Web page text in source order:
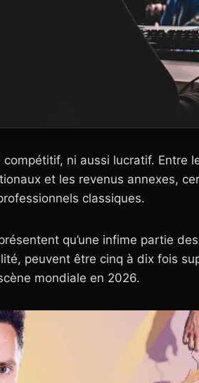
compétitif, ni aussi lucratif.
et les revenus annexes,
classiques.
qu’une infime partie
peuvent être cinq à dix fois
mondiale en 2026.